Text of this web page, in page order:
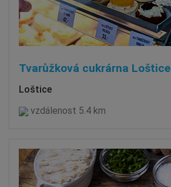
Tvarůžková cukrárna Loštice
Loštice
vzdálenost 5.4 km